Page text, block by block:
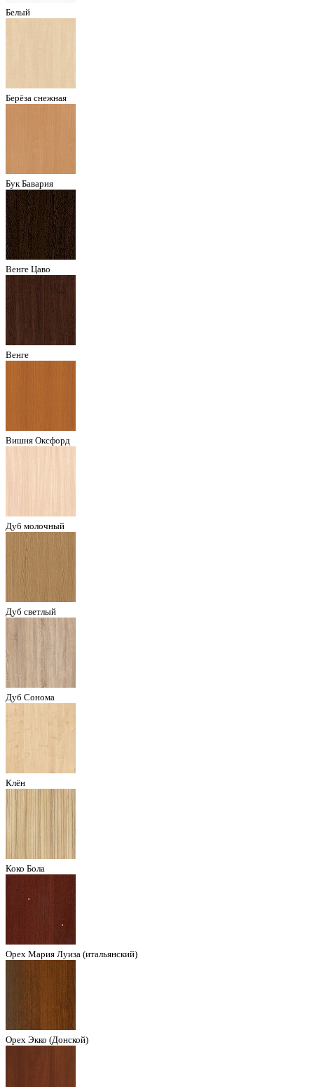
Белый
Берёза снежная
Бук Бавария
Венге Цаво
Венге
Вишня Оксфорд
Дуб молочный
Дуб светлый
Дуб Сонома
Клён
Коко Бола
Орех Мария Луиза (итальянский)
Орех Экко (Донской)